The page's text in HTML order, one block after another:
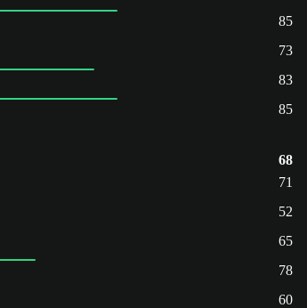
85
73
83
85
68
71
52
65
78
60